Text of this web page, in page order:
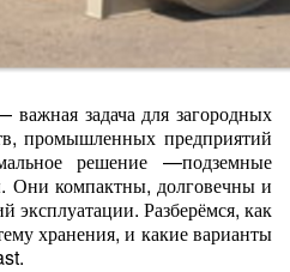
задача для загородных
промышленных предприятий
решение —подземные
Они компактны, долговечны и
эксплуатации. Разберёмся, как
хранения, и какие варианты